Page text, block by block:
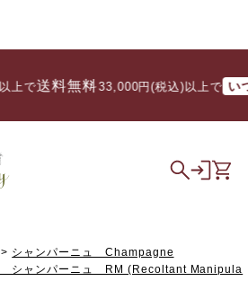
送料無料/ 33,000円(税込)以上で いつで
シャンパーニュ Champagne
シャンパーニュ RM (Recoltant Manipula